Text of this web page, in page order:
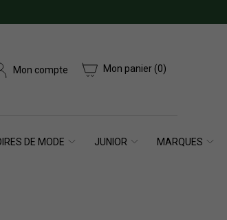
Mon compte Mon panier (0)
DE MODE JUNIOR MARQUES